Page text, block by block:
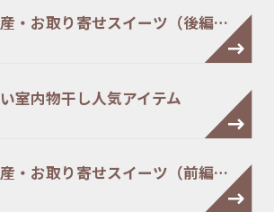
・お取り寄せスイーツ（後編…
室内物干し人気アイテム
・お取り寄せスイーツ（前編…